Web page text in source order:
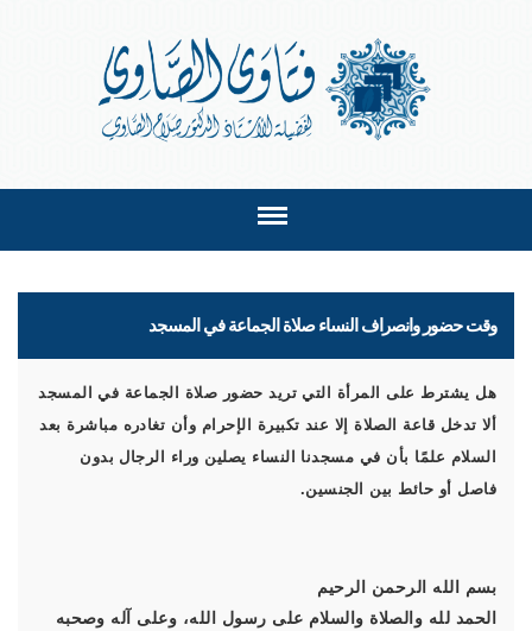
وقت حضور وانصراف النساء صلاة الجماعة في المسجد
هل يشترط على المرأة التي تريد حضور صلاة الجماعة في المسجد
ألا تدخل قاعة الصلاة إلا عند تكبيرة الإحرام وأن تغادره مباشرة بعد
السلام علمًا بأن في مسجدنا النساء يصلين وراء الرجال بدون
فاصل أو حائط بين الجنسين.
بسم الله الرحمن الرحيم
الحمد لله والصلاة والسلام على رسول الله، وعلى آله وصحبه